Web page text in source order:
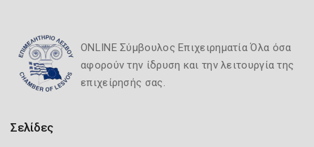
ONLINE Σύμβουλος Επιχειρηματία Όλα όσα
αφορούν την ίδρυση και την λειτουργία της
επιχείρησής σας.
Σελίδες